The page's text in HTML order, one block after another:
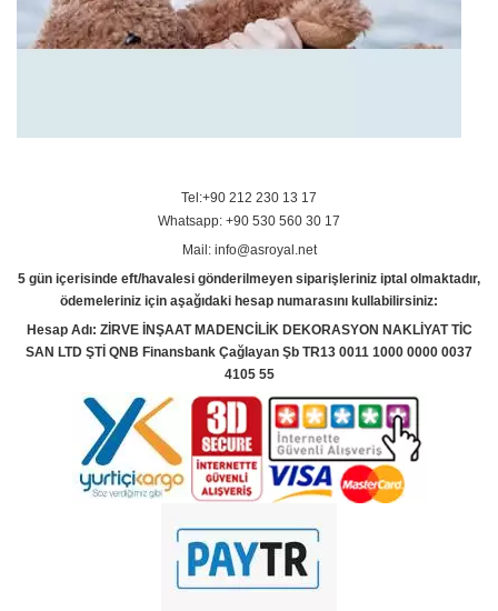
Tel:+90 212 230 13 17
Whatsapp: +90 530 560 30 17
Mail: info@asroyal.net
5 gün içerisinde eft/havalesi gönderilmeyen siparişleriniz iptal olmaktadır,
ödemeleriniz için aşağıdaki hesap numarasını kullabilirsiniz:
Hesap Adı: ZİRVE İNŞAAT MADENCİLİK DEKORASYON NAKLİYAT TİC
SAN LTD ŞTİ QNB Finansbank Çağlayan Şb TR13 0011 1000 0000 0037
4105 55